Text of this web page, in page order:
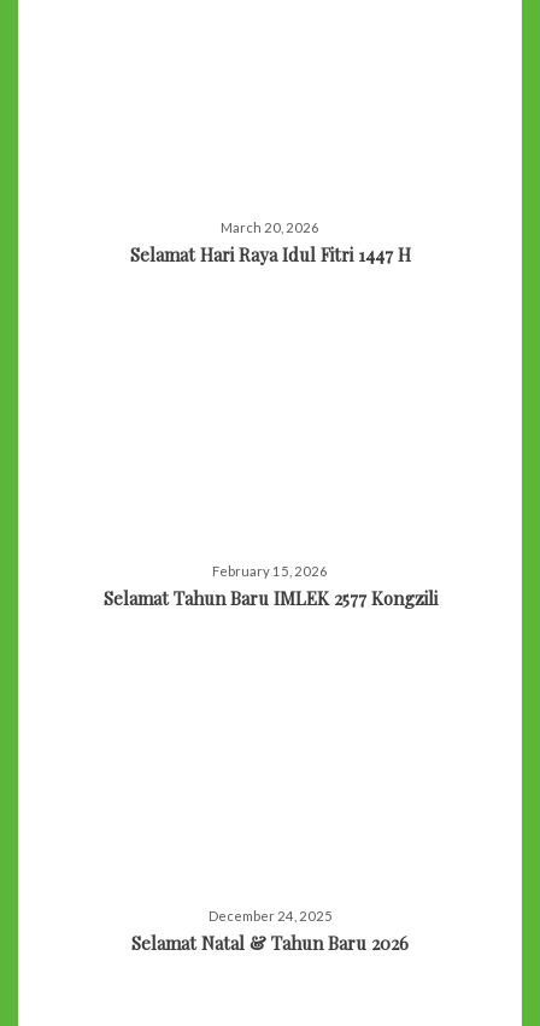
March 20, 2026
Selamat Hari Raya Idul Fitri 1447 H
February 15, 2026
Selamat Tahun Baru IMLEK 2577 Kongzili
December 24, 2025
Selamat Natal & Tahun Baru 2026